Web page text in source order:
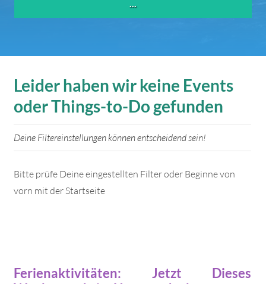
Leider haben wir keine Events
oder Things-to-Do gefunden
Deine Filtereinstellungen können entscheidend sein!
Bitte prüfe Deine eingestellten Filter oder Beginne von
vorn mit der Startseite
Ferienaktivitäten: Jetzt Dieses